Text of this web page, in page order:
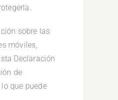
sobre las
móviles,
Declaración
de
que puede